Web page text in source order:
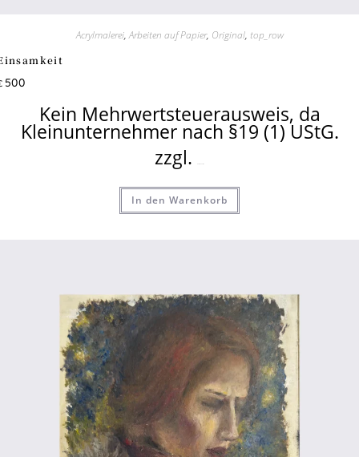
Acrylmalerei,Arbeiten auf Papier, Original, top_row
500
Kein Mehrwertsteuerausweis, da
Kleinunternehmer nach §19 (1) UStG.
zzgl.
In den Warenkorb